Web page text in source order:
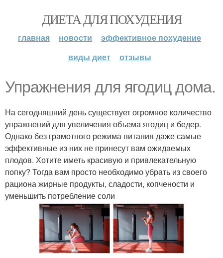
ДИЕТА ДЛЯ ПОХУДЕНИЯ
главная новости
эффективное похудение
виды диет
отзывы
Упражнения для ягодиц дома.
На сегодняшний день существует огромное количество
упражнений для увеличения объема ягодиц и бедер.
Однако без грамотного режима питания даже самые
эффективные из них не принесут вам ожидаемых
плодов. Хотите иметь красивую и привлекательную
попку? Тогда вам просто необходимо убрать из своего
рациона жирные продукты, сладости, копчености и
уменьшить потребление соли